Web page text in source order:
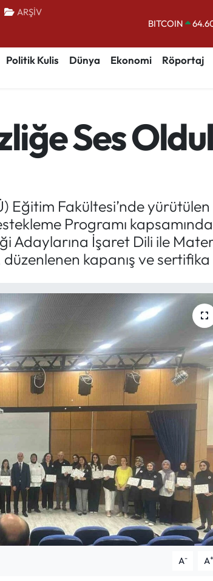
ARŞİV
BITCOIN
EURO
BİST100
Politik Kulis Dünya Ekonomi Röportaj
Ses
Eğitim Fakültesi’nde
Programı
İşaret Dili ile
düzenlenen kapanış ve
A- A+